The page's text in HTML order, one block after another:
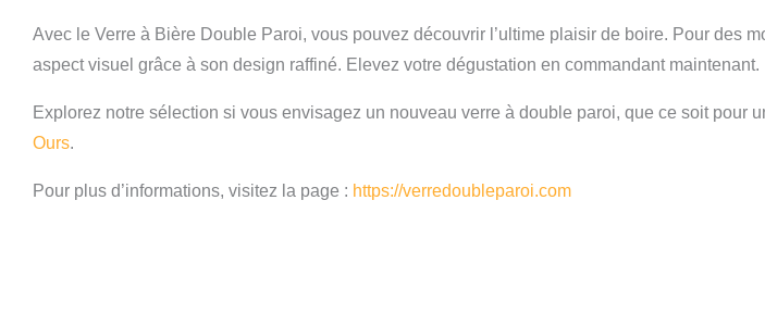
Avec le Verre à Bière Double Paroi, vous pouvez découvrir l’ultime plaisir de boire. Pour des
aspect visuel grâce à son design raffiné. Elevez votre dégustation en commandant maintenant.
Explorez notre sélection si vous envisagez un nouveau verre à double paroi, que ce soit pour
Ours.
Pour plus d’informations, visitez la page : https://verredoubleparoi.com